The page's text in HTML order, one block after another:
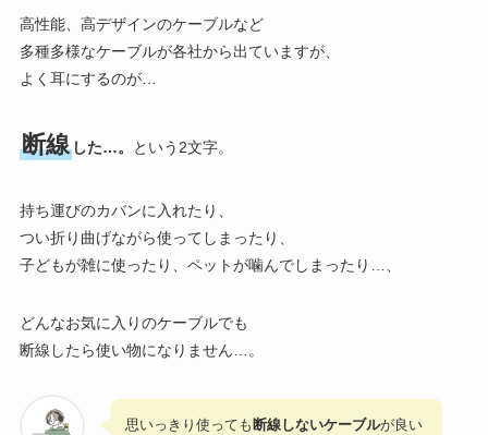
高性能、高デザインのケーブルなど
多種多様なケーブルが各社から出ていますが、
よく耳にするのが…
断線した…。 という2文字。
持ち運びのカバンに入れたり、
つい折り曲げながら使ってしまったり、
子どもが雑に使ったり、ペットが噛んでしまったり…、
どんなお気に入りのケーブルでも
断線したら使い物になりません…。
思いっきり使っても 断線しないケーブルが良い